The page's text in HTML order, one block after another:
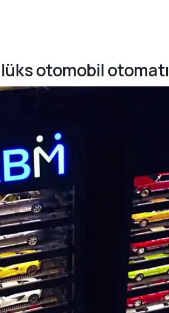
otomobil otomatı